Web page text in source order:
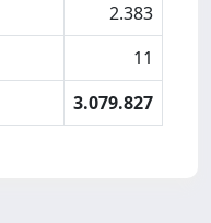
2.383
11
3.079.827